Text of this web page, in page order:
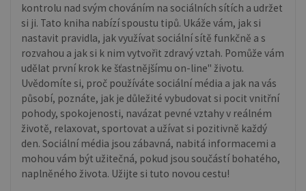
kontrolu nad svým chováním na sociálních sítích a udržet
si ji. Tato kniha nabízí spoustu tipů. Ukáže vám, jak si
nastavit pravidla, jak využívat sociální sítě funkčně a s
rozvahou a jak si k nim vytvořit zdravý vztah. Pomůže vám
udělat první krok ke šťastnějšímu on-line" životu.
Uvědomíte si, proč používáte sociální média a jak na vás
působí, poznáte, jak je důležité vybudovat si pocit vnitřní
pohody, spokojenosti, navázat pevné vztahy v reálném
životě, relaxovat, sportovat a užívat si pozitivně každý
den. Sociální média jsou zábavná, nabitá informacemi a
mohou vám být užitečná, pokud jsou součástí bohatého,
naplněného života. Užijte si tuto novou cestu!